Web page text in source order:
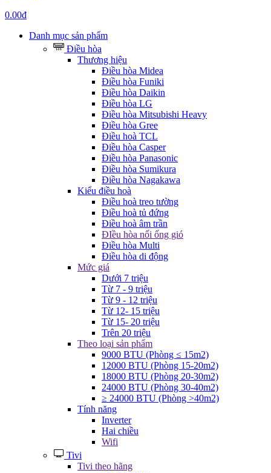
0.00đ
Danh mục sản phẩm
Điều hòa
Thương hiệu
Điều hòa Midea
Điều hòa Funiki
Điều hòa Daikin
Điều hòa LG
Điều hòa Mitsubishi Heavy
Điều hòa Gree
Điều hoà TCL
Điều hòa Casper
Điều hòa Panasonic
Điều hòa Sumikura
Điều hòa Nagakawa
Kiểu điều hoà
Điều hoà treo tường
Điều hoà tủ đứng
Điều hoà âm trần
ĐIều hòa nối ống gió
Điều hòa Multi
Điều hòa di động
Mức giá
Dưới 7 triệu
Từ 7 - 9 triệu
Từ 9 - 12 triệu
Từ 12- 15 triệu
Từ 15- 20 triệu
Trên 20 triệu
Theo loại sản phẩm
9000 BTU (Phòng ≤ 15m2)
12000 BTU (Phòng 15-20m2)
18000 BTU (Phòng 20-30m2)
24000 BTU (Phòng 30-40m2)
≥ 24000 BTU (Phòng >40m2)
Tính năng
Inverter
Hai chiều
Wifi
Tivi
Tivi theo hãng